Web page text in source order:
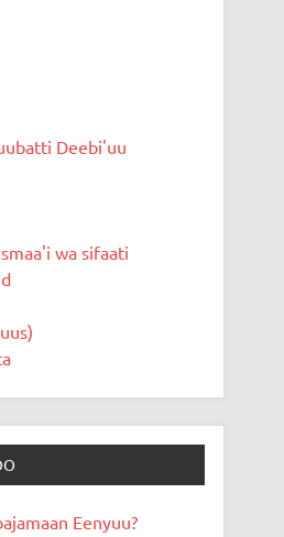
Deebi'uu
wa sifaati
Eenyuu?